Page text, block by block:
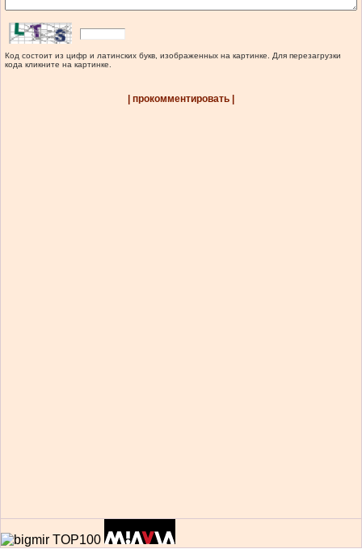
Код состоит из цифр и латинских букв, изображенных на картинке. Для перезагрузки
кода кликните на картинке.
| прокомментировать |